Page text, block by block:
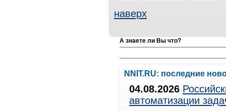
наверх
А знаете ли Вы что?
NNIT.RU: последние
04.08.2026
автоматизации